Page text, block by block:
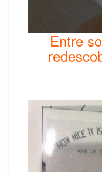
Entre